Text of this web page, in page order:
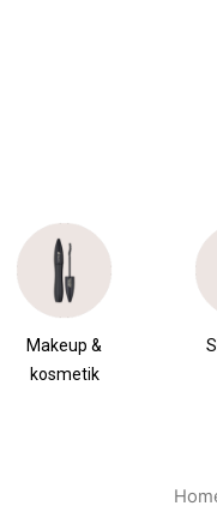
Makeup &
kosmetik